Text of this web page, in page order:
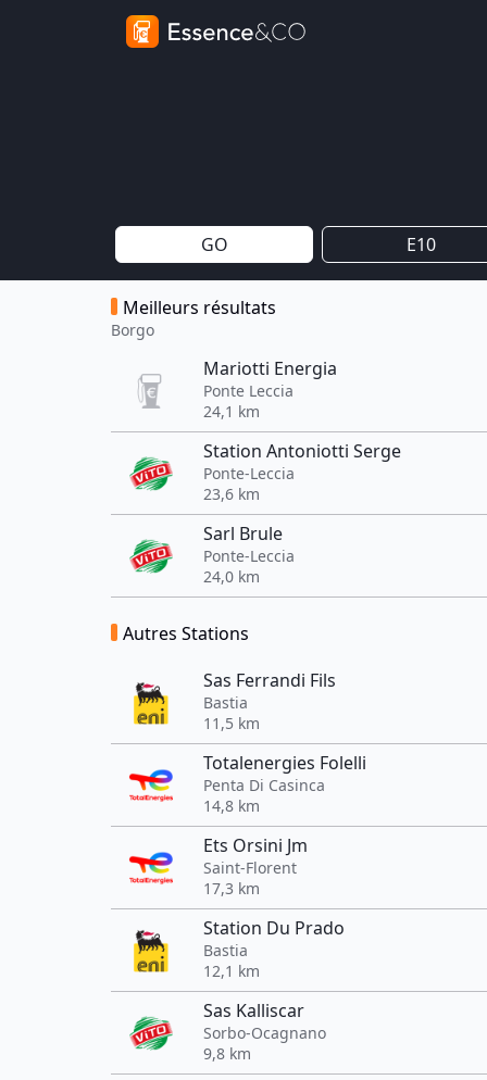
GO E10
Meilleurs résultats
Borgo
Mariotti Energia
Ponte Leccia
24,1 km
Station Antoniotti Serge
Ponte-Leccia
23,6 km
Sarl Brule
Ponte-Leccia
24,0 km
Autres Stations
Sas Ferrandi Fils
Bastia
11,5 km
Totalenergies Folelli
Penta Di Casinca
14,8 km
Ets Orsini Jm
Saint-Florent
17,3 km
Station Du Prado
Bastia
12,1 km
Sas Kalliscar
Sorbo-Ocagnano
9,8 km